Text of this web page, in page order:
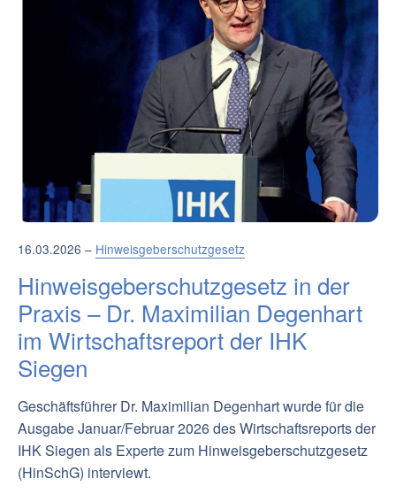
16.03.2026 – Hinweisgeberschutzgesetz
Hinweisgeberschutzgesetz in der
Praxis – Dr. Maximilian Degenhart
im Wirtschaftsreport der IHK
Siegen
Geschäftsführer Dr. Maximilian Degenhart wurde für die
Ausgabe Januar/Februar 2026 des Wirtschaftsreports der
IHK Siegen als Experte zum Hinweisgeberschutzgesetz
(HinSchG) interviewt.